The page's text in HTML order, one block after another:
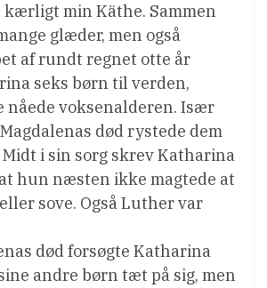
min Käthe. Sammen
glæder, men også
af rundt regnet otte år
seks børn til verden,
nåede voksenalderen. Især
død rystede dem
Midt i sin sorg skrev Katharina
hun næsten ikke magtede at
sove. Også Luther var
død forsøgte Katharina
andre børn tæt på sig, men